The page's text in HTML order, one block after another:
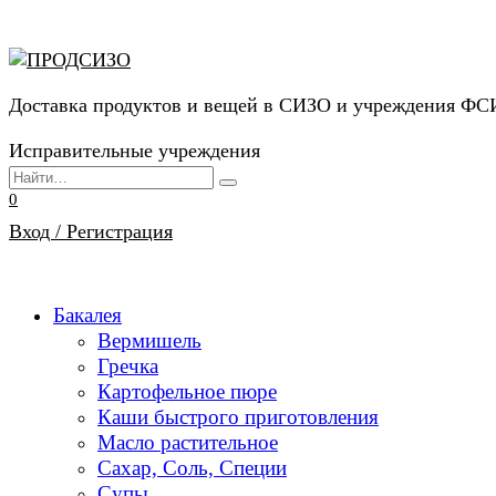
к
содержанию
Доставка продуктов и вещей в СИЗО и учреждения
Исправительные учреждения
Search
for:
0
Вход / Регистрация
Бакалея
Вермишель
Гречка
Картофельное пюре
Каши быстрого приготовления
Масло растительное
Сахар, Соль, Специи